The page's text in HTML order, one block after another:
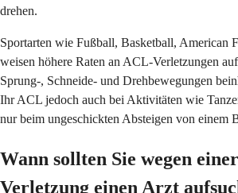
drehen.
Sportarten wie Fußball, Basketball, American
weisen höhere Raten an ACL-Verletzungen
Sprung-, Schneide- und Drehbewegungen
Ihr ACL jedoch auch bei Aktivitäten wie
nur beim ungeschickten Absteigen von einem
Wann sollten Sie wegen
Verletzung einen Arzt